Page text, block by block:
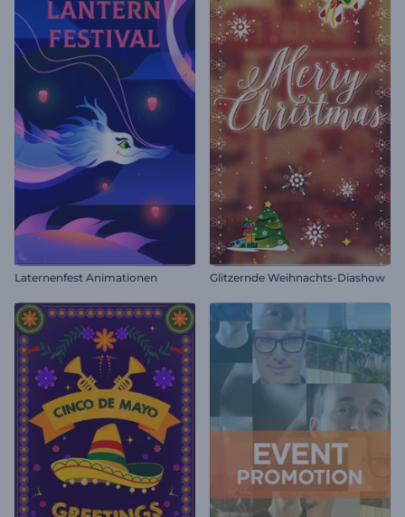
Laternenfest Animationen Glitzernde Weihnachts-Diashow